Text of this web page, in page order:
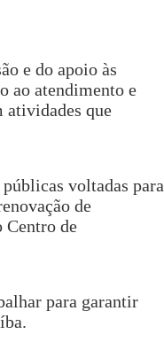
e do apoio às
ao atendimento e
atividades que
voltadas para
de
Centro de
para garantir